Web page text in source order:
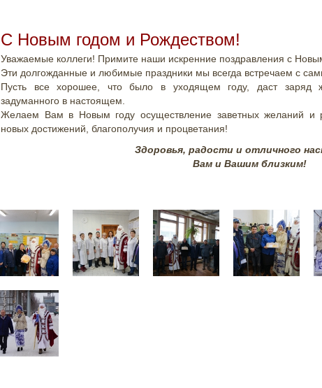
С Новым годом и Рождеством!
Уважаемые коллеги! Примите наши искренние поздравления с
Эти долгожданные и любимые праздники мы всегда встречаем с
Пусть все хорошее, что было в уходящем году, даст заряд
задуманного в настоящем.
Желаем Вам в Новым году осуществление заветных желаний и
новых достижений, благополучия и процветания!
Здоровья, радости и отличного
Вам и Вашим близким!